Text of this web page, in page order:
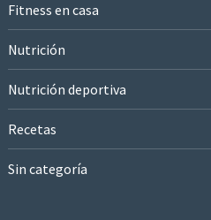
Fitness en casa
Nutrición
Nutrición deportiva
Recetas
Sin categoría